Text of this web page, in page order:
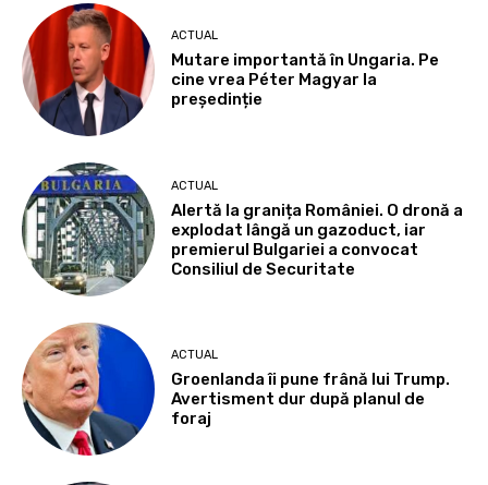
ACTUAL
Mutare importantă în Ungaria. Pe
cine vrea Péter Magyar la
președinție
ACTUAL
Alertă la granița României. O dronă a
explodat lângă un gazoduct, iar
premierul Bulgariei a convocat
Consiliul de Securitate
ACTUAL
Groenlanda îi pune frână lui Trump.
Avertisment dur după planul de
foraj